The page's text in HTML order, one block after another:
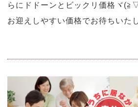
らにドドーンとビックリ価格ヾ
お迎えしやすい価格でお待ちいた